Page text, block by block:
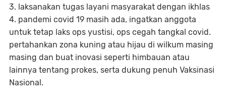
3. laksanakan tugas layani masyarakat dengan ikhlas
4. pandemi covid 19 masih ada, ingatkan anggota
untuk tetap laks ops yustisi, ops cegah tangkal covid.
pertahankan zona kuning atau hijau di wilkum masing
masing dan buat inovasi seperti himbauan atau
lainnya tentang prokes, serta dukung penuh Vaksinasi
Nasional.